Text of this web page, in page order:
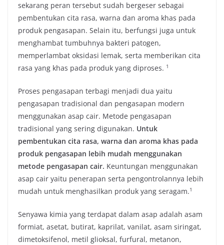
sekarang peran tersebut sudah bergeser sebagai
pembentukan cita rasa, warna dan aroma khas pada
produk pengasapan. Selain itu, berfungsi juga untuk
menghambat tumbuhnya bakteri patogen,
memperlambat oksidasi lemak, serta memberikan cita
rasa yang khas pada produk yang diproses. ​1​
Proses pengasapan terbagi menjadi dua yaitu
pengasapan tradisional dan pengasapan modern
menggunakan asap cair. Metode pengasapan
tradisional yang sering digunakan. Untuk
pembentukan cita rasa, warna dan aroma khas pada
produk pengasapan lebih mudah menggunakan
metode pengasapan cair. Keuntungan menggunakan
asap cair yaitu penerapan serta pengontrolannya lebih
mudah untuk menghasilkan produk yang seragam.​1​
Senyawa kimia yang terdapat dalam asap adalah asam
formiat, asetat, butirat, kaprilat, vanilat, asam siringat,
dimetoksifenol, metil glioksal, furfural, metanon,